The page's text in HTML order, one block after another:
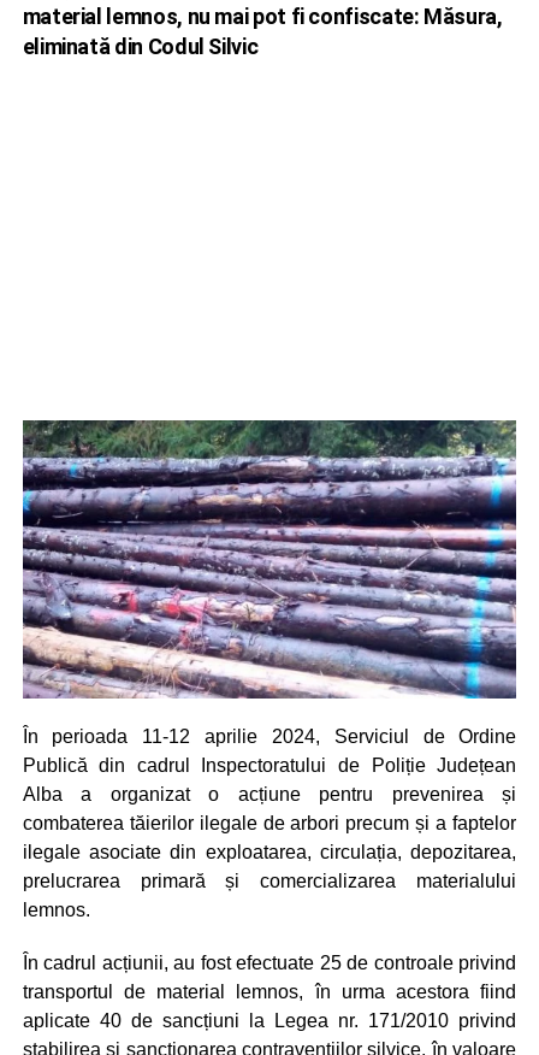
material lemnos, nu mai pot fi confiscate: Măsura,
eliminată din Codul Silvic
În perioada 11-12 aprilie 2024, Serviciul de Ordine
Publică din cadrul Inspectoratului de Poliție Județean
Alba a organizat o acțiune pentru prevenirea și
combaterea tăierilor ilegale de arbori precum și a faptelor
ilegale asociate din exploatarea, circulația, depozitarea,
prelucrarea primară și comercializarea materialului
lemnos.
În cadrul acțiunii, au fost efectuate 25 de controale privind
transportul de material lemnos, în urma acestora fiind
aplicate 40 de sancțiuni la Legea nr. 171/2010 privind
stabilirea și sancționarea contravențiilor silvice, în valoare